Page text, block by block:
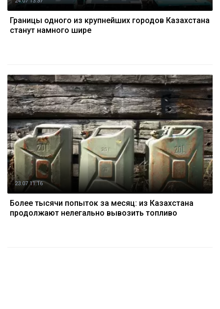
Границы одного из крупнейших городов Казахстана
станут намного шире
23.07 11:16
Более тысячи попыток за месяц: из Казахстана
продолжают нелегально вывозить топливо